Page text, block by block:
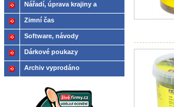
Nářadí, úprava krajiny a
modelů
Zimní čas
Software, návody
Dárkové poukazy
Archiv vyprodáno